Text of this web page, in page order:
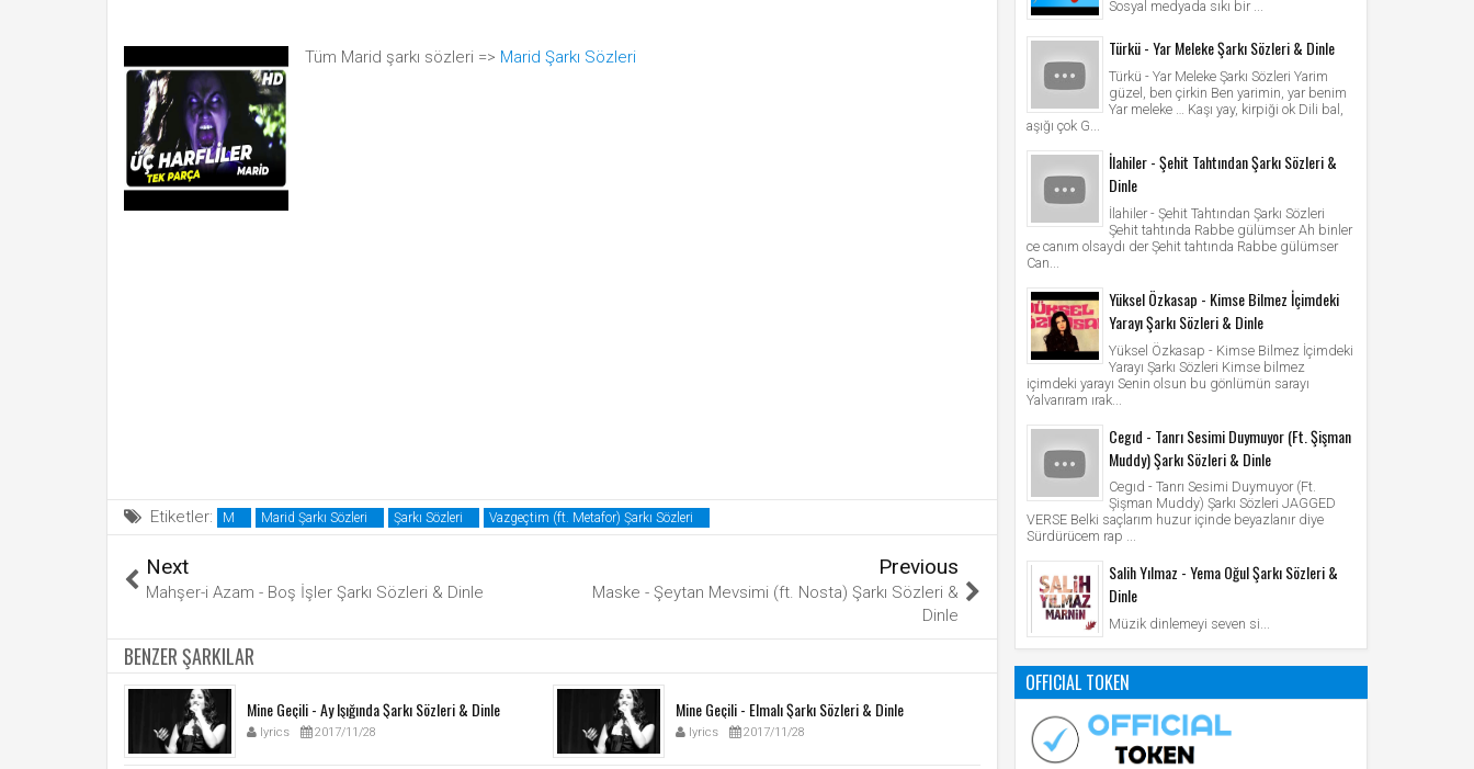
Tüm Marid şarkı sözleri => Marid Şarkı Sözleri
Etiketler: M Marid Şarkı Sözleri Şarkı Sözleri Vazgeçtim (ft. Metafor) Şarkı Sözleri
Next
Mahşer-i Azam - Boş İşler Şarkı Sözleri & Dinle
Previous
Maske - Şeytan Mevsimi (ft. Nosta) Şarkı Sözleri &
Dinle
BENZER ŞARKILAR
Mine Geçili - Ay Işığında Şarkı Sözleri & Dinle
lyrics 2017/11/28
Mine Geçili - Elmalı Şarkı Sözleri & Dinle
lyrics 2017/11/28
Sosyal medyada sıkı bir ...
Türkü - Yar Meleke Şarkı Sözleri & Dinle
Türkü - Yar Meleke Şarkı Sözleri Yarim
güzel, ben çirkin Ben yarimin, yar benim
Yar meleke … Kaşı yay, kirpiği ok Dili bal,
aşığı çok G...
İlahiler - Şehit Tahtından Şarkı Sözleri &
Dinle
İlahiler - Şehit Tahtından Şarkı Sözleri
Şehit tahtında Rabbe gülümser Ah binler
ce canım olsaydı der Şehit tahtında Rabbe gülümser
Can...
Yüksel Özkasap - Kimse Bilmez İçimdeki
Yarayı Şarkı Sözleri & Dinle
Yüksel Özkasap - Kimse Bilmez İçimdeki
Yarayı Şarkı Sözleri Kimse bilmez
içimdeki yarayı Senin olsun bu gönlümün sarayı
Yalvarıram ırak...
Cegıd - Tanrı Sesimi Duymuyor (Ft. Şişman
Muddy) Şarkı Sözleri & Dinle
Cegıd - Tanrı Sesimi Duymuyor (Ft.
Şişman Muddy) Şarkı Sözleri JAGGED
VERSE Belki saçlarım huzur içinde beyazlanır diye
Sürdürücem rap ...
Salih Yılmaz - Yema Oğul Şarkı Sözleri &
Dinle
Müzik dinlemeyi seven si...
OFFICIAL TOKEN